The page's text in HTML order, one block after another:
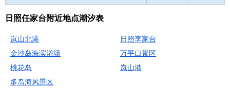
日照任家台附近地点潮汐表
岚山北港
日照李家台
金沙岛海滨浴场
万平口景区
桃花岛
岚山港
多岛海风景区